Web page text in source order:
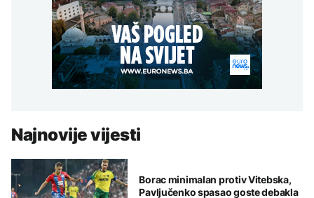
Najnovije vijesti
Borac minimalan protiv Vitebska,
Pavljučenko spasao goste debakla